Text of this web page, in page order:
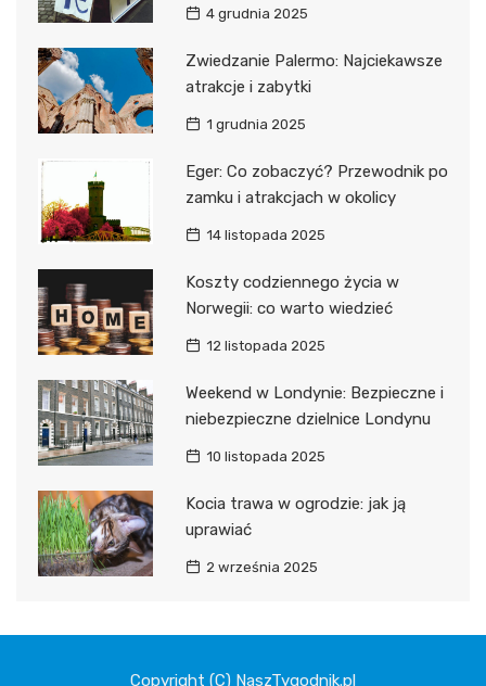
4 grudnia 2025
Zwiedzanie Palermo: Najciekawsze
atrakcje i zabytki
1 grudnia 2025
Eger: Co zobaczyć? Przewodnik po
zamku i atrakcjach w okolicy
14 listopada 2025
Koszty codziennego życia w
Norwegii: co warto wiedzieć
12 listopada 2025
Weekend w Londynie: Bezpieczne i
niebezpieczne dzielnice Londynu
10 listopada 2025
Kocia trawa w ogrodzie: jak ją
uprawiać
2 września 2025
Copyright (C) NaszTygodnik.pl